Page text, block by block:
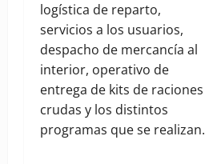
logística de reparto,
servicios a los usuarios,
despacho de mercancía al
interior, operativo de
entrega de kits de raciones
crudas y los distintos
programas que se realizan.